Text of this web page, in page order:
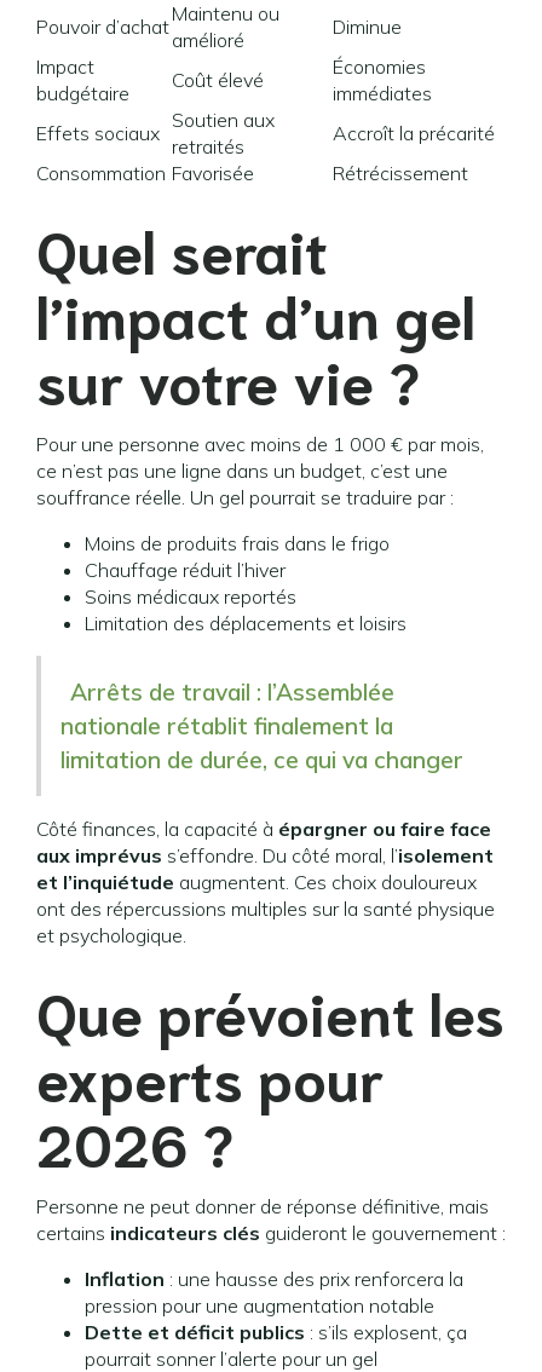
Pouvoir d’achat
Maintenu ou
amélioré
Diminue
Impact
budgétaire
Coût élevé
Économies
immédiates
Effets sociaux
Soutien aux
retraités
Accroît la précarité
Consommation Favorisée Rétrécissement
Quel serait
l’impact d’un gel
sur votre vie ?
Pour une personne avec moins de 1 000 € par mois,
ce n’est pas une ligne dans un budget, c’est une
souffrance réelle. Un gel pourrait se traduire par :
Moins de produits frais dans le frigo
Chauffage réduit l’hiver
Soins médicaux reportés
Limitation des déplacements et loisirs
Arrêts de travail : l’Assemblée
nationale rétablit finalement la
limitation de durée, ce qui va changer
Côté finances, la capacité à épargner ou faire face
aux imprévus s’effondre. Du côté moral, l’isolement
et l’inquiétude augmentent. Ces choix douloureux
ont des répercussions multiples sur la santé physique
et psychologique.
Que prévoient les
experts pour
2026 ?
Personne ne peut donner de réponse définitive, mais
certains indicateurs clés guideront le gouvernement :
Inflation : une hausse des prix renforcera la
pression pour une augmentation notable
Dette et déficit publics : s’ils explosent, ça
pourrait sonner l’alerte pour un gel